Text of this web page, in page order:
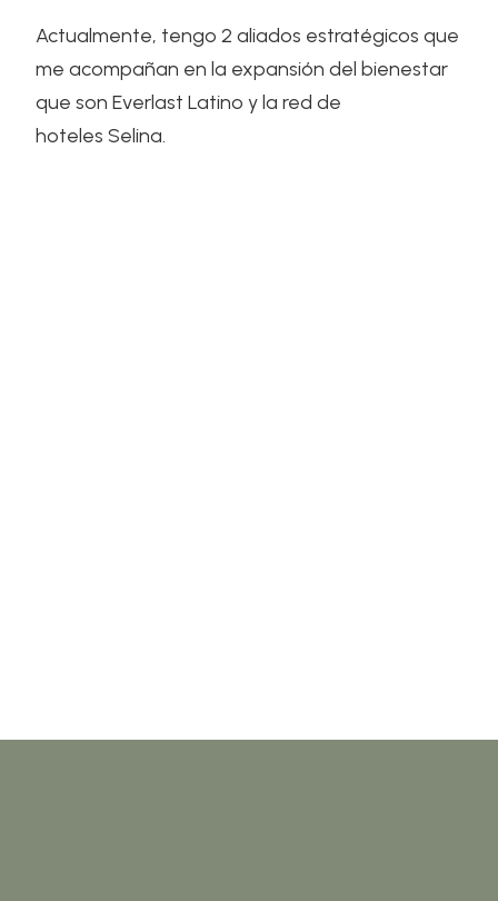
Actualmente, tengo 2 aliados estratégicos que
me acompañan en la expansión del bienestar
que son Everlast Latino y la red de
hoteles Selina.